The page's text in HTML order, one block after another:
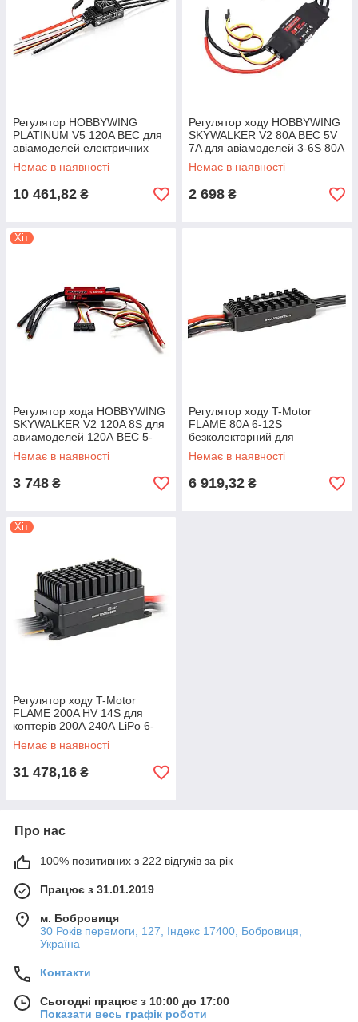
Регулятор HOBBYWING
PLATINUM V5 120A BEC для
авіамоделей електричних
гелікоптерів та літаків
Немає в наявності
10 461,82 ₴
Регулятор ходу HOBBYWING
SKYWALKER V2 80A BEC 5V
7A для авіамоделей 3-6S 80А
Немає в наявності
2 698 ₴
Хіт
Регулятор хода HOBBYWING
SKYWALKER V2 120A 8S для
авиамоделей 120А BEC 5-
8,4В 10А/30А
Немає в наявності
3 748 ₴
Регулятор ходу T-Motor
FLAME 80A 6-12S
безколекторний для
авіамоделей ШІМ управління
Немає в наявності
6 919,32 ₴
Хіт
Регулятор ходу T-Motor
FLAME 200A HV 14S для
коптерів 200А 240А LiPo 6-
14S
Немає в наявності
31 478,16 ₴
Про нас
100% позитивних з 222 відгуків за рік
Працює з 31.01.2019
м. Бобровиця
30 Років перемоги, 127, Індекс 17400, Бобровиця,
Україна
Контакти
Сьогодні працює з 10:00 до 17:00
Показати весь графік роботи